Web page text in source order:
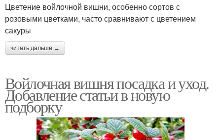
Цветение войлочной вишни, особенно сортов с
розовыми цветками, часто сравнивают с цветением
сакуры
читать дальше →
Войлочная вишня посадка и уход.
Добавление статьи в новую
подборку